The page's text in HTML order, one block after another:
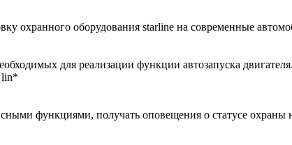
охранного оборудования starline на современные
для реализации функции автозапуска
lin*
функциями, получать оповещения о статусе